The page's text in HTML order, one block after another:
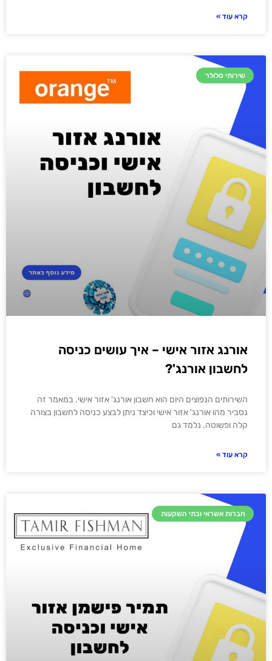
קרא עוד »
שירותי סלולר
אורנג אזור אישי – איך עושים כניסה
לחשבון אורנג'?
השירותים הנפוצים היום הוא חשבון אורנג' אזור אישי. במאמר זה
נסביר מהו אורנג' אזור אישי וכיצד ניתן לבצע כניסה לחשבון בצורה
קלה ופשוטה. נלמד גם
קרא עוד »
חברות אשראי ובתי השקעות